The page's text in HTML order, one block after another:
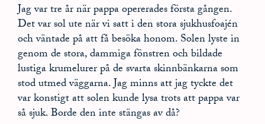
Jag var tre år när pappa opererades första gången.
Det var sol ute när vi satt i den stora sjukhusfoajén
och väntade på att få besöka honom. Solen lyste in
genom de stora, dammiga fönstren och bildade
lustiga krumelurer på de svarta skinnbänkarna som
stod utmed väggarna. Jag minns att jag tyckte det
var konstigt att solen kunde lysa trots att pappa var
så sjuk. Borde den inte stängas av då?